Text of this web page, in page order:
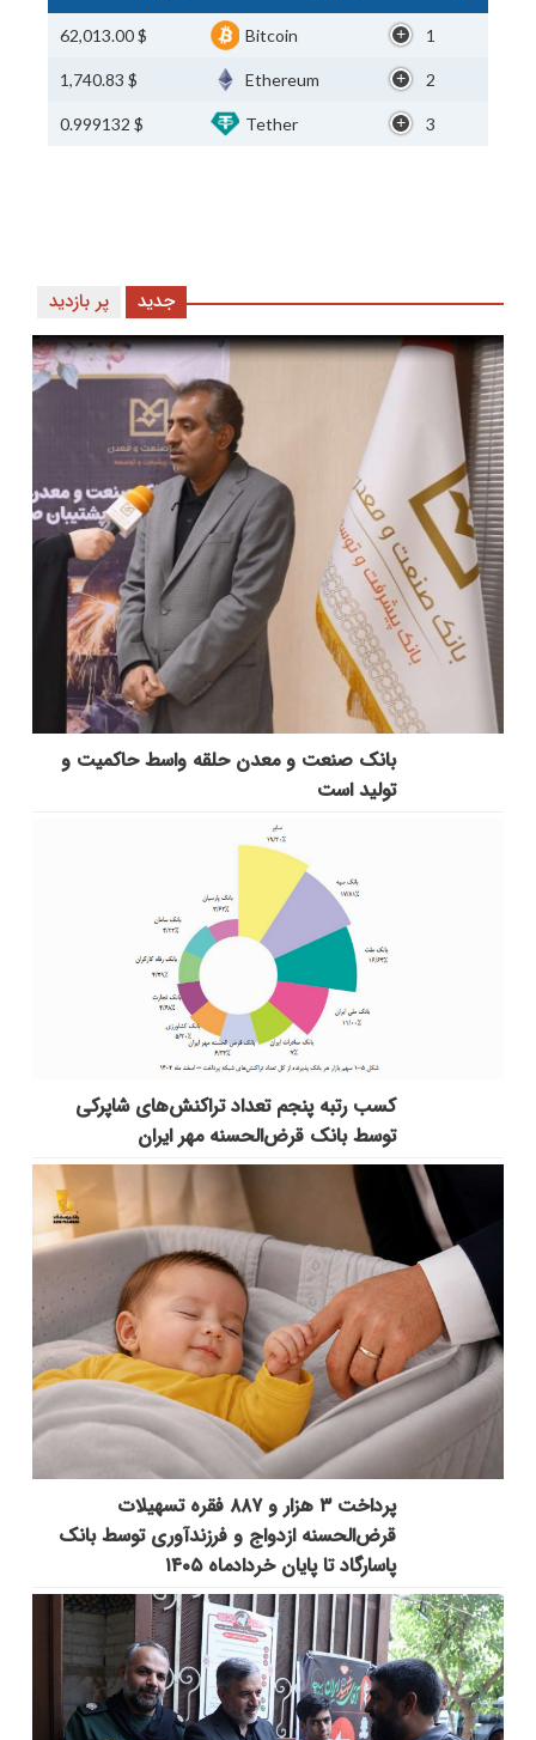
1
Bitcoin
$ 62,013.00
2
Ethereum
$ 1,740.83
3
Tether
$ 0.999132
پر بازدید جدید
بانك صنعت و معدن حلقه واسط حاكمیت و
تولید است
کسب رتبه پنجم تعداد تراکنش‌های شاپرکی
توسط بانک قرض‌الحسنه مهر ایران
پرداخت ۳ هزار و ۸۸۷ فقره تسهیلات
قرض‌الحسنه ازدواج و فرزندآوری توسط بانک
پاسارگاد تا پایان خردادماه ۱۴۰۵